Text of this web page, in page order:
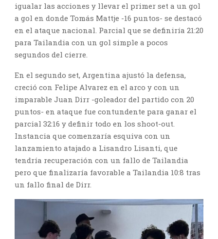
igualar las acciones y llevar el primer set a un gol
a gol en donde Tomás Mattje -16 puntos- se destacó
en el ataque nacional. Parcial que se definiría 21:20
para Tailandia con un gol simple a pocos
segundos del cierre.
En el segundo set, Argentina ajustó la defensa,
creció con Felipe Alvarez en el arco y con un
imparable Juan Dirr -goleador del partido con 20
puntos- en ataque fue contundente para ganar el
parcial 32:16 y definir todo en los shoot-out.
Instancia que comenzaría esquiva con un
lanzamiento atajado a Lisandro Lisanti, que
tendría recuperación con un fallo de Tailandia
pero que finalizaría favorable a Tailandia 10:8 tras
un fallo final de Dirr.